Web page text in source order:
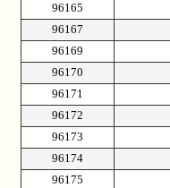
96165
96167
96169
96170
96171
96172
96173
96174
96175